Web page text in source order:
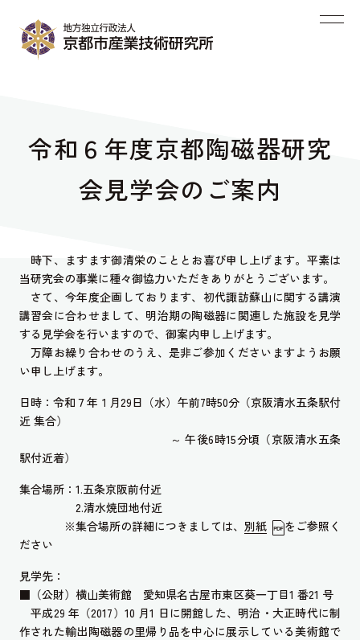
令和６年度京都陶磁器研究
会見学会のご案内
時下、ますます御清栄のこととお喜び申し上げます。平素は
当研究会の事業に種々御協力いただきありがとうございます。
さて、今年度企画しております、初代諏訪蘇山に関する講演
講習会に合わせまして、明治期の陶磁器に関連した施設を見学
する見学会を行いますので、御案内申し上げます。
万障お繰り合わせのうえ、是非ご参加くださいますようお願
い申し上げます。
日時：令和７年１月29日（水）午前7時50分（京阪清水五条駅付
近 集合）
～ 午後6時15分頃（京阪清水五条
駅付近着）
集合場所：1.五条京阪前付近
2.清水焼団地付近
※集合場所の詳細につきましては、 別紙
をご参照く
ださい
見学先：
■（公財）横山美術館 愛知県名古屋市東区葵一丁目1 番21 号
平成29 年（2017）10 月1 日に開館した、明治・大正時代に制
作された輸出陶磁器の里帰り品を中心に展示している美術館で